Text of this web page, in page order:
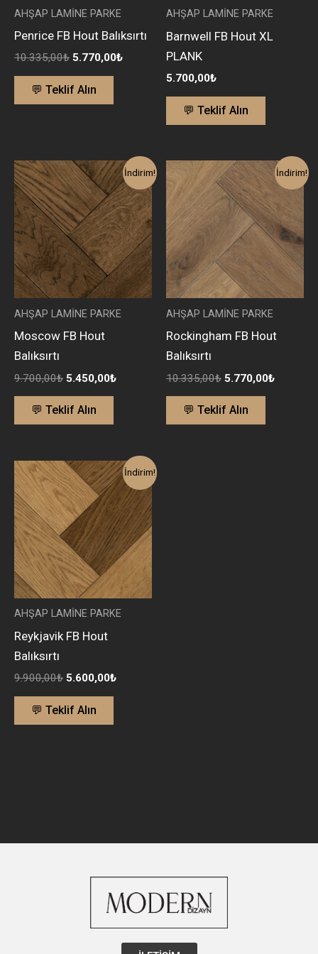
AHŞAP LAMİNE PARKE
Penrice FB Hout Balıksırtı
10.335,00₺ 5.770,00₺
💬 Teklif Alın
AHŞAP LAMİNE PARKE
Barnwell FB Hout XL
PLANK
5.700,00₺
💬 Teklif Alın
İndirim!
AHŞAP LAMİNE PARKE
Moscow FB Hout
Balıksırtı
9.700,00₺
Orijinal
fiyat:
9.700,00₺.
5.450,00₺
Şu
andaki
fiyat:
5.450,00₺.
💬 Teklif Alın
İndirim!
AHŞAP LAMİNE PARKE
Rockingham FB Hout
Balıksırtı
10.335,00₺
Orijinal
fiyat:
10.335,00₺.
5.770,00₺
Şu
andaki
fiyat:
💬 Teklif Alın
İndirim!
AHŞAP LAMİNE PARKE
Reykjavik FB Hout
Balıksırtı
9.900,00₺
Orijinal
fiyat:
9.900,00₺.
5.600,00₺
Şu
andaki
fiyat:
5.600,00₺.
💬 Teklif Alın